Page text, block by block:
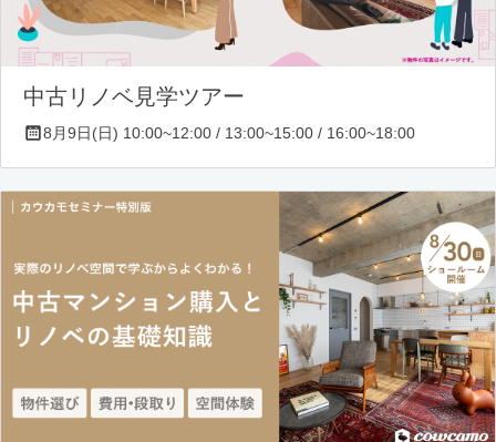
中古リノベ見学ツアー
8月9日(日) 10:00~12:00 / 13:00~15:00 / 16:00~18:00